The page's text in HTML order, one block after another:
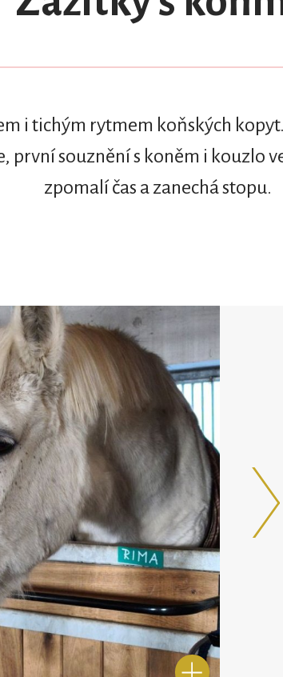
i tichým rytmem koňských
první souznění s koněm i kouzlo
zpomalí čas a zanechá stopu.